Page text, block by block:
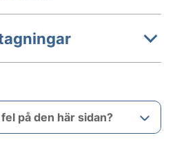
på den här sidan?